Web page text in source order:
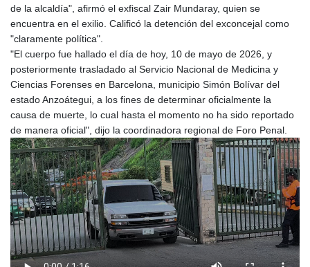
de la alcaldía", afirmó el exfiscal Zair Mundaray, quien se
encuentra en el exilio. Calificó la detención del exconcejal como
"claramente política".
"El cuerpo fue hallado el día de hoy, 10 de mayo de 2026, y
posteriormente trasladado al Servicio Nacional de Medicina y
Ciencias Forenses en Barcelona, municipio Simón Bolívar del
estado Anzoátegui, a los fines de determinar oficialmente la
causa de muerte, lo cual hasta el momento no ha sido reportado
de manera oficial", dijo la coordinadora regional de Foro Penal.